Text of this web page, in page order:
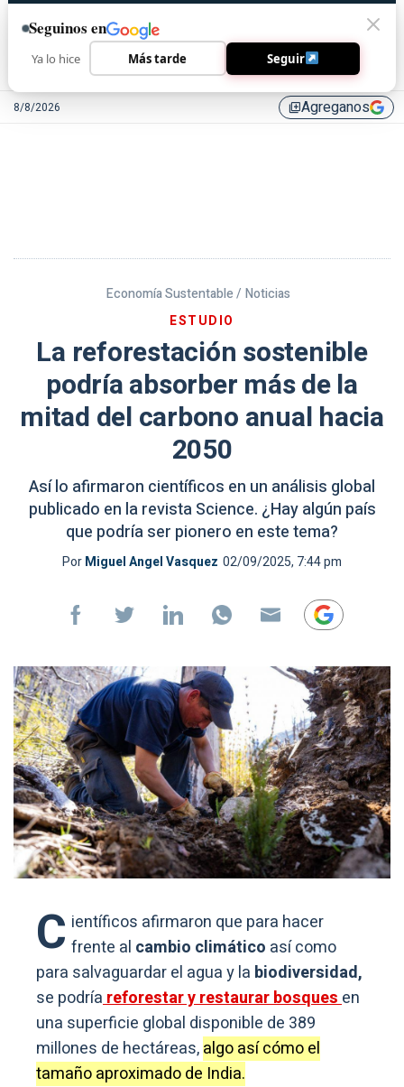
8/8/2026 library_addAgreganos
Economía Sustentable / Noticias
ESTUDIO
La reforestación sostenible
podría absorber más de la
mitad del carbono anual hacia
2050
Así lo afirmaron científicos en un análisis global
publicado en la revista Science. ¿Hay algún país
que podría ser pionero en este tema?
PorMiguel Angel Vasquez 02/09/2025, 7:44 pm
C ientíficos afirmaron que para hacer
frente al cambio climático así como
para salvaguardar el agua y la biodiversidad,
se podríareforestar y restaurar bosquesen
una superficie global disponible de 389
millones de hectáreas,algo así cómo el
tamaño aproximado de India.
Seguinos en
Ya lo hice Más tarde Seguir